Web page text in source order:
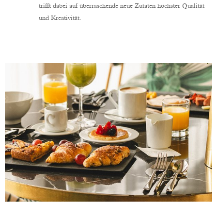
trifft dabei auf überraschende neue Zutaten höchster Qualität
und Kreativität.